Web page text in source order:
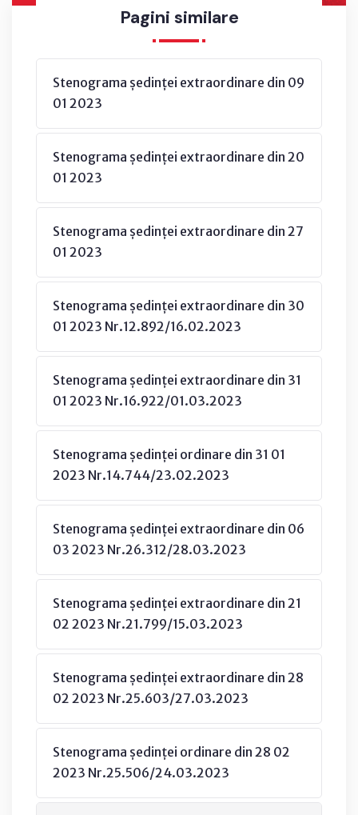
Pagini similare
Stenograma ședinței extraordinare din 09
01 2023
Stenograma ședinței extraordinare din 20
01 2023
Stenograma ședinței extraordinare din 27
01 2023
Stenograma ședinței extraordinare din 30
01 2023 Nr.12.892/16.02.2023
Stenograma ședinței extraordinare din 31
01 2023 Nr.16.922/01.03.2023
Stenograma ședinței ordinare din 31 01
2023 Nr.14.744/23.02.2023
Stenograma ședinței extraordinare din 06
03 2023 Nr.26.312/28.03.2023
Stenograma ședinței extraordinare din 21
02 2023 Nr.21.799/15.03.2023
Stenograma ședinței extraordinare din 28
02 2023 Nr.25.603/27.03.2023
Stenograma ședinței ordinare din 28 02
2023 Nr.25.506/24.03.2023